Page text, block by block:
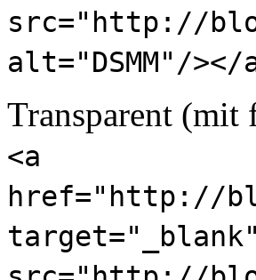
src="http://
alt="DSMM"/></
Transparent (mit
<a
href="http://